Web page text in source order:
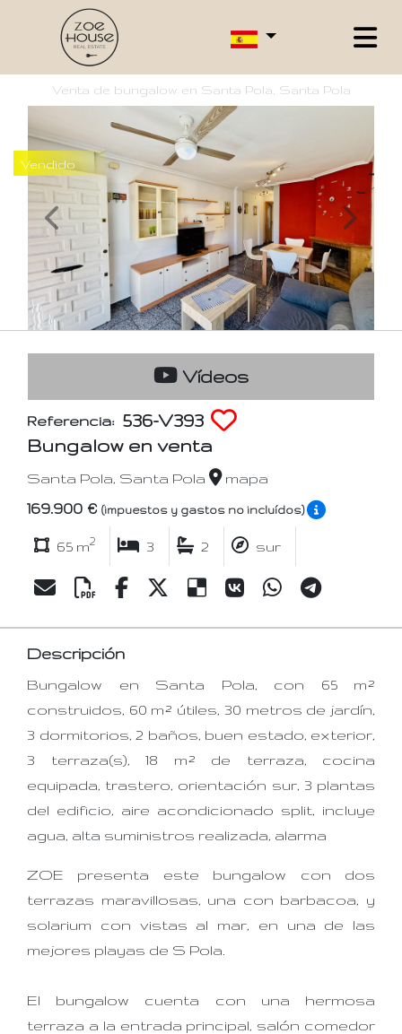
Venta de bungalow en Santa Pola, Santa Pola
Vendido
Vídeos
Referencia: 536-V393
Bungalow en venta
Santa Pola, Santa Pola mapa
169.900 € (impuestos y gastos no incluídos)
65 m2 3 2 sur
Descripción
Bungalow en Santa Pola, con 65 m²
construidos, 60 m² útiles, 30 metros de jardín,
3 dormitorios, 2 baños, buen estado, exterior,
3 terraza(s), 18 m² de terraza, cocina
equipada, trastero, orientación sur, 3 plantas
del edificio, aire acondicionado split, incluye
agua, alta suministros realizada, alarma
ZOE presenta este bungalow con dos
terrazas maravillosas, una con barbacoa, y
solarium con vistas al mar, en una de las
mejores playas de S Pola.
El bungalow cuenta con una hermosa
terraza a la entrada principal, salón comedor